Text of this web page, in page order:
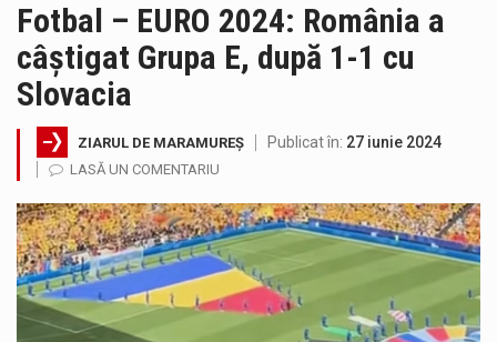
În acest sfârșit de săptămână, jandarmii maramureșeni vor fi prezenți la manifestările cultural-artistice și sportive care vor avea loc pe…
Testarea independentă a sistemului e-Terra, realizată de STS, DNSC și Cyberint, a mai parcurs o rundă de evaluare. Un număr…
Vremea va fi caniculară. Disconfortul termic va fi accentuat, iar indicele temperatură-umezeală (ITU) va depăși pragul critic de 80 de…
COD GALBEN. Interval de valabilitate: 07 august, ora 12.00 – 07 august, ora 23.00 / Fenomene vizate: instabilitate atmosferică, intensificări…
Fotbal – EURO 2024: România a
câştigat Grupa E, după 1-1 cu
Slovacia
ZIARUL DE MARAMUREȘ Publicat în: 27 iunie 2024
LASĂ UN COMENTARIU